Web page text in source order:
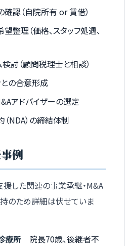
認（自院所有 or 賃借）
整理（価格、スタッフ処遇、
討（顧問税理士と相談）
の合意形成
アドバイザーの選定
NDA）の締結体制
例
援した関連の事業承継・M&A
のため詳細は伏せていま
療所院長70歳、後継者不